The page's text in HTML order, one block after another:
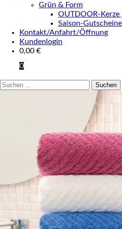
Grün & Form
OUTDOOR-Kerze
Saison-Gutscheine
Kontakt/Anfahrt/Öffnung
Kundenlogin
0,00 €
0
Suchen